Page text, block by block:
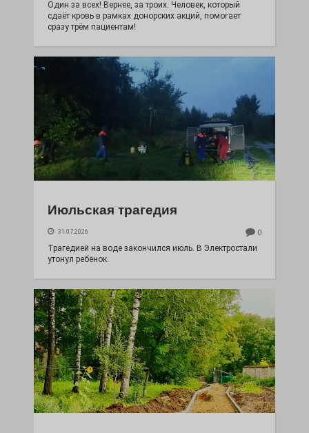
Один за всех! Вернее, за троих. Человек, который
сдаёт кровь в рамках донорских акций, помогает
сразу трём пациентам!
Июльская трагедия
31.07.2026 0
Трагедией на воде закончился июль. В Электростали
утонул ребёнок.